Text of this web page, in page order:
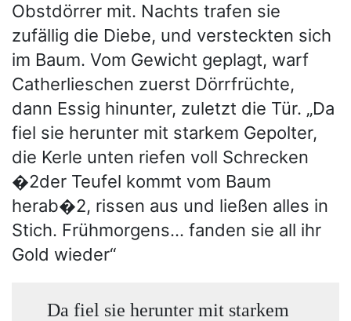
Obstdörrer mit. Nachts trafen sie
zufällig die Diebe, und versteckten sich
im Baum. Vom Gewicht geplagt, warf
Catherlieschen zuerst Dörrfrüchte,
dann Essig hinunter, zuletzt die Tür. „Da
fiel sie herunter mit starkem Gepolter,
die Kerle unten riefen voll Schrecken
�2der Teufel kommt vom Baum
herab�2, rissen aus und ließen alles in
Stich. Frühmorgens... fanden sie all ihr
Gold wieder“
Da fiel sie herunter mit starkem